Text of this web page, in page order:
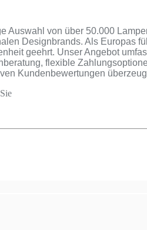
von über 50.000
Designbrands. Als Europas
geehrt. Unser Angebot
flexible
Kundenbewertungen